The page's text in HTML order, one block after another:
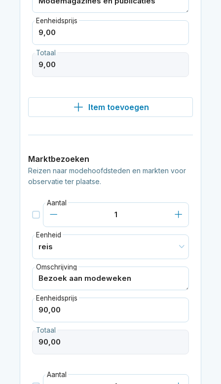
Eenheidsprijs
Totaal
Item toevoegen
Marktbezoeken
Reizen naar modehoofdsteden en markten voor
observatie ter plaatse.
Aantal
Eenheid
Omschrijving
Eenheidsprijs
Totaal
Aantal